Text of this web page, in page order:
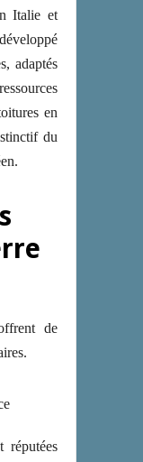
Italie et
adaptés
en
du
de